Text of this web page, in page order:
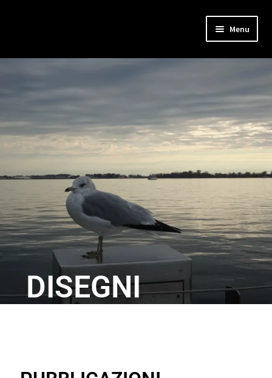
Menu
Home
Musica
Concerti
Interviste
Altri progetti
DISEGNI